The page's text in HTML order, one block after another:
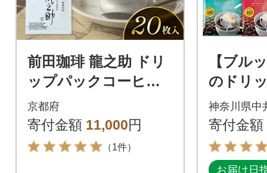
前田珈琲 龍之助 ドリ
ップパックコーヒー 2
0袋 自家焙煎 ブラジ
ル、グァテマラ、コ
ロンビア
京都府
寄付金額 11,000円
（1件）
【ブル
のドリ
ーヒー5
72袋)
神奈川県中
寄付金額
お届け日